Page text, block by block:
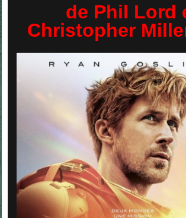
de Phil Lord
Christopher